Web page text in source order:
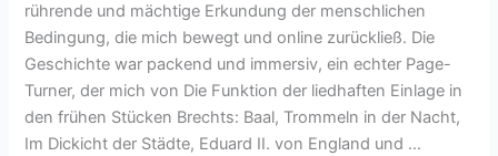
rührende und mächtige Erkundung der menschlichen
Bedingung, die mich bewegt und online zurückließ. Die
Geschichte war packend und immersiv, ein echter Page-
Turner, der mich von Die Funktion der liedhaften Einlage in
den frühen Stücken Brechts: Baal, Trommeln in der Nacht,
Im Dickicht der Städte, Eduard II. von England und …